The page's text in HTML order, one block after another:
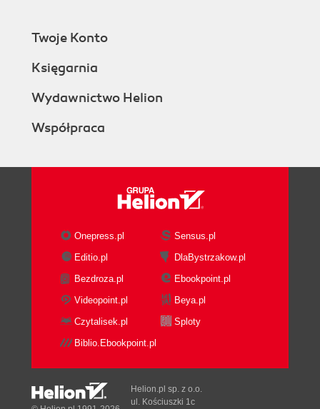
Twoje Konto
Księgarnia
Wydawnictwo Helion
Współpraca
Onepress.pl
Sensus.pl
Editio.pl
DlaBystrzakow.pl
Bezdroza.pl
Ebookpoint.pl
Videopoint.pl
Beya.pl
Czytalisek.pl
Sploty
Biblio.Ebookpoint.pl
Helion.pl sp. z o.o.
ul. Kościuszki 1c